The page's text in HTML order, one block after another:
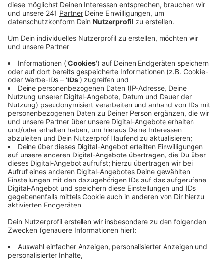
mindestens zwei Wohnhäuser. An einem der Häuser
Ein Anwohner versuchte, die Täter zu verfolgen,
musste jedoch erfolglos aufgeben. Die Polizei hat eine
Anzeige wegen Sachbeschädigung aufgenommen.
Anzeige
Mehr Meldungen aus Leverkusen
Anzeige
Feuerwehreinsatz: Brand in Schlebusch
Zwei jugendliche Leverkusener wegen Raub
verdächtigt
Verkehrseinschränkungen in Leverkusen ab Montag